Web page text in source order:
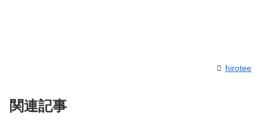
hirotee
関連記事